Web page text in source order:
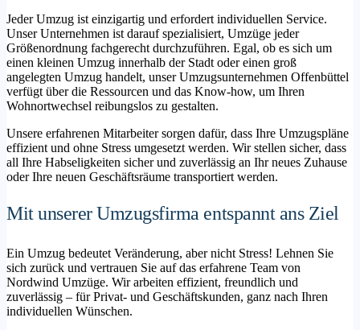
Jeder Umzug ist einzigartig und erfordert individuellen Service.
Unser Unternehmen ist darauf spezialisiert, Umzüge jeder
Größenordnung fachgerecht durchzuführen. Egal, ob es sich um
einen kleinen Umzug innerhalb der Stadt oder einen groß
angelegten Umzug handelt, unser Umzugsunternehmen Offenbüttel
verfügt über die Ressourcen und das Know-how, um Ihren
Wohnortwechsel reibungslos zu gestalten.
Unsere erfahrenen Mitarbeiter sorgen dafür, dass Ihre Umzugspläne
effizient und ohne Stress umgesetzt werden. Wir stellen sicher, dass
all Ihre Habseligkeiten sicher und zuverlässig an Ihr neues Zuhause
oder Ihre neuen Geschäftsräume transportiert werden.
Mit unserer Umzugsfirma entspannt ans Ziel
Ein Umzug bedeutet Veränderung, aber nicht Stress! Lehnen Sie
sich zurück und vertrauen Sie auf das erfahrene Team von
Nordwind Umzüge. Wir arbeiten effizient, freundlich und
zuverlässig – für Privat- und Geschäftskunden, ganz nach Ihren
individuellen Wünschen.